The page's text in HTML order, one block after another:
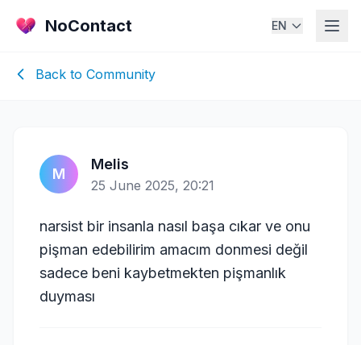
NoContact EN
Back to Community
M
Melis
25 June 2025, 20:21
narsist bir insanla nasıl başa cıkar ve onu
pişman edebilirim amacım donmesi değil
sadece beni kaybetmekten pişmanlık
duyması